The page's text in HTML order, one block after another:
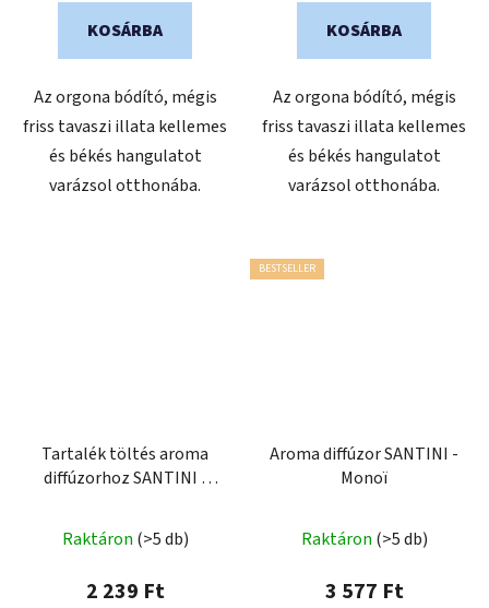
KOSÁRBA
Az orgona bódító, mégis
friss tavaszi illata kellemes
és békés hangulatot
varázsol otthonába.
KOSÁRBA
Az orgona bódító, mégis
friss tavaszi illata kellemes
és békés hangulatot
varázsol otthonába.
Tartalék töltés aroma
diffúzorhoz SANTINI -
termék
átlagos
Raktáron (>5 db)
2 239 Ft
BESTSELLER
Aroma diffúzor SANTINI -
Monoï
termék
átlagos
Raktáron (>5 db)
3 577 Ft